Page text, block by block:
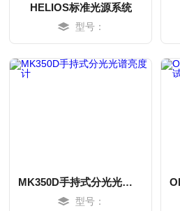
HELIOS标准光源系统
型号：
MK350D手持式分光光谱亮度计
型号：